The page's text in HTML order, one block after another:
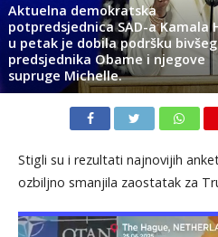
Aktuelna demokratska
potpredsjednica SAD-a Kamala
u petak je dobila podršku bivšeg
predsjednika Obame i njegove
supruge Michelle.
Stigli su i rezultati najnovijih
ozbiljno smanjila zaostatak za